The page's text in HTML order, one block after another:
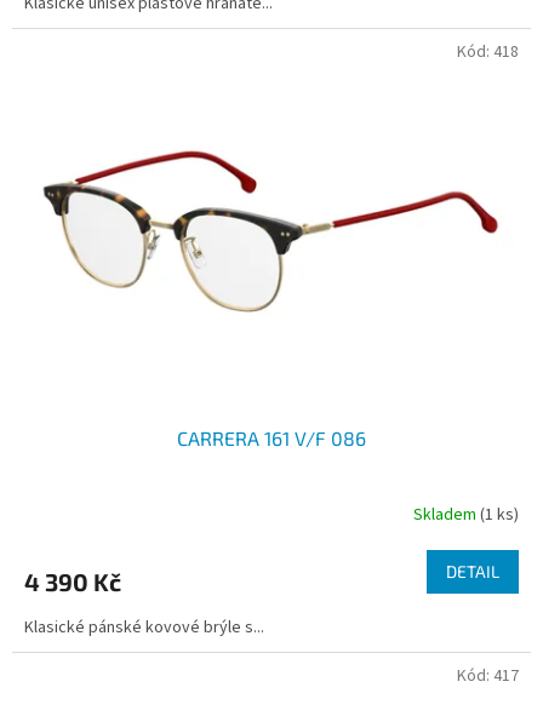
CARRERA 161 V/F 086
Skladem (1 ks)
4 390 Kč DETAIL
Klasické pánské kovové brýle s...
Kód: 418
Kód: 417